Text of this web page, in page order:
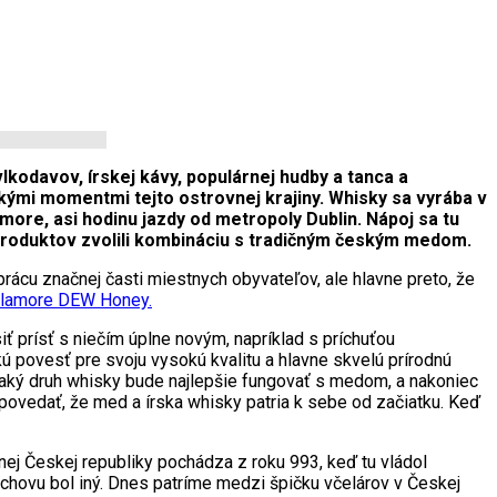
írskej kávy, populárnej hudby a tanca a
momentmi tejto ostrovnej krajiny. Whisky sa vyrába v
asi hodinu jazdy od metropoly Dublin. Nápoj sa tu
zvolili kombináciu s tradičným českým medom.
značnej časti miestnych obyvateľov, ale hlavne preto, že
DEW Honey.
prísť s niečím úplne novým, napríklad s príchuťou
povesť pre svoju vysokú kvalitu a hlavne skvelú prírodnú
druh whisky bude najlepšie fungovať s medom, a nakoniec
že med a írska whisky patria k sebe od začiatku. Keď
Českej republiky pochádza z roku 993, keď tu vládol
bol iný. Dnes patríme medzi špičku včelárov v Českej